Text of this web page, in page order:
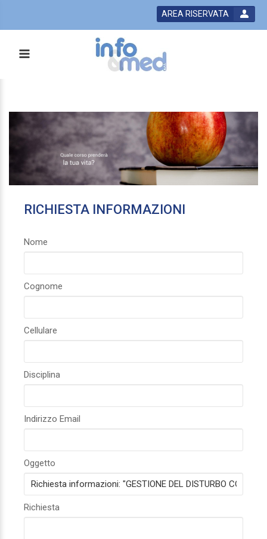
AREA RISERVATA
RICHIESTA INFORMAZIONI
Nome
Cognome
Cellulare
Disciplina
Indirizzo Email
Oggetto
Richiesta